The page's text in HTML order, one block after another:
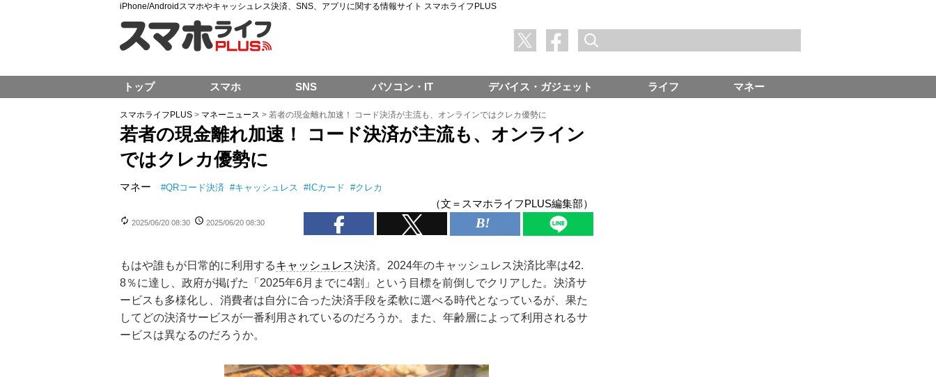
iPhone/Androidスマホやキャッシュレス決済、SNS、アプリに関する情報サイト スマホライフPLUS
スマホライフPLUS > マネーニュース > 若者の現金離れ加速！ コード決済が主流も、オンラインではクレカ優勢に
若者の現金離れ加速！ コード決済が主流も、オンライン
ではクレカ優勢に
マネー #QRコード決済 #キャッシュレス #ICカード #クレカ
（文＝スマホライフPLUS編集部）
2025/06/20 08:30 2025/06/20 08:30
もはや誰もが日常的に利用するキャッシュレス決済。2024年のキャッシュレス決済比率は42.
8％に達し、政府が掲げた「2025年6月までに4割」という目標を前倒しでクリアした。決済サ
ービスも多様化し、消費者は自分に合った決済手段を柔軟に選べる時代となっているが、果た
してどの決済サービスが一番利用されているのだろうか。また、年齢層によって利用されるサ
ービスは異なるのだろうか。
トップ スマホ SNS パソコン・IT デバイス・ガジェット ライフ マネー